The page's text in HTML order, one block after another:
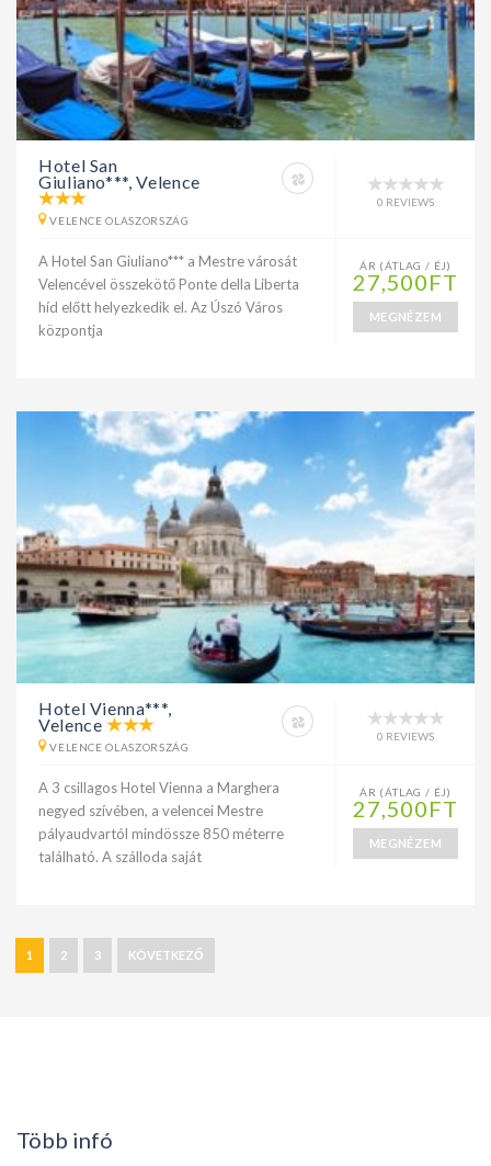
Hotel San
Giuliano***, Velence
VELENCE OLASZORSZÁG
0 REVIEWS
A Hotel San Giuliano*** a Mestre városát
Velencével összekötő Ponte della Liberta
híd előtt helyezkedik el. Az Úszó Város
központja
ÁR (ÁTLAG / ÉJ)
27,500FT
MEGNÉZEM
Hotel Vienna***,
Velence
VELENCE OLASZORSZÁG
0 REVIEWS
A 3 csillagos Hotel Vienna a Marghera
negyed szívében, a velencei Mestre
pályaudvartól mindössze 850 méterre
található. A szálloda saját
ÁR (ÁTLAG / ÉJ)
27,500FT
MEGNÉZEM
1 2 3 KÖVETKEZŐ
Több infó